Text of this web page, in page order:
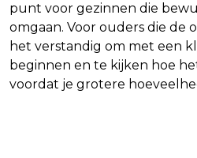
punt voor gezinnen die
omgaan. Voor ouders die de
het verstandig om met een
beginnen en te kijken hoe
voordat je grotere